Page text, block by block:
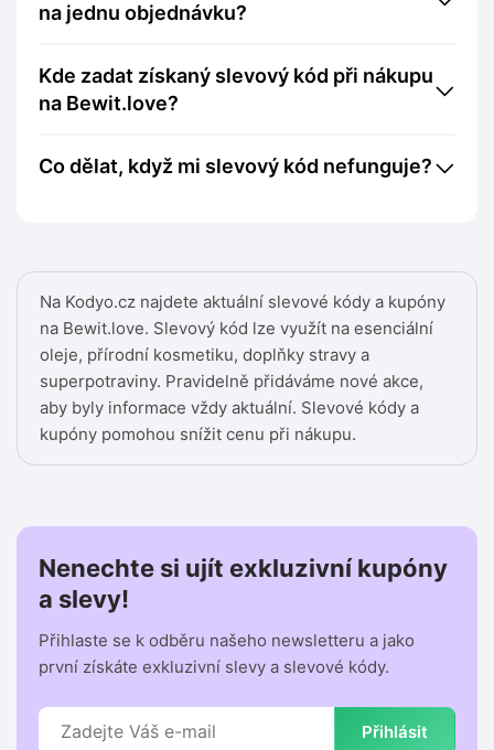
Na Kodyo.cz najdete aktuální slevové kódy a kupóny
na Bewit.love. Slevový kód lze využít na esenciální
oleje, přírodní kosmetiku, doplňky stravy a
superpotraviny. Pravidelně přidáváme nové akce,
aby byly informace vždy aktuální. Slevové kódy a
kupóny pomohou snížit cenu při nákupu.
na jednu objednávku?
Kde zadat získaný slevový kód při nákupu
na Bewit.love?
Co dělat, když mi slevový kód nefunguje?
Nenechte si ujít exkluzivní kupóny
a slevy!
Přihlaste se k odběru našeho newsletteru a jako
první získáte exkluzivní slevy a slevové kódy.
Přihlásit